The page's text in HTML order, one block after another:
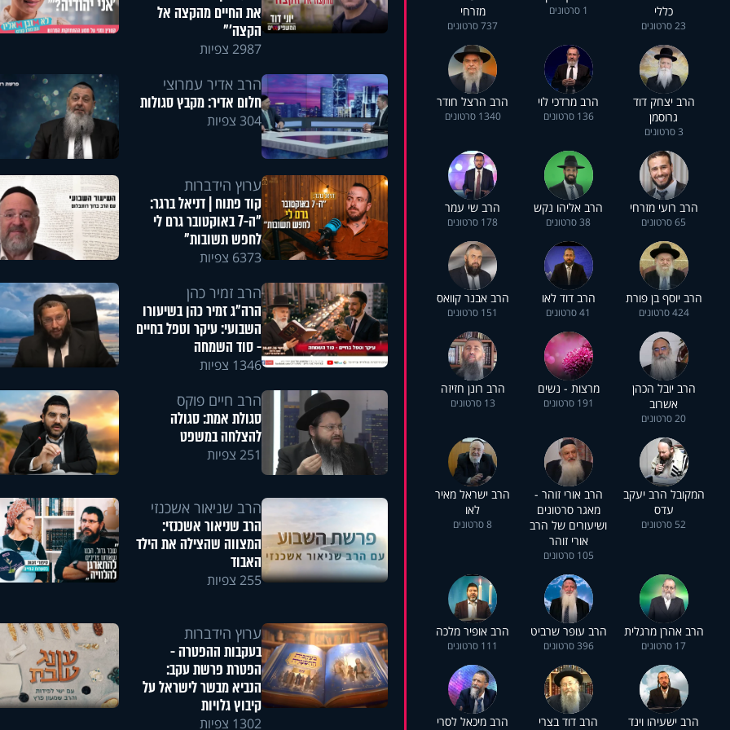
כללי
23 סרטונים
1 סרטונים
מזרחי
737 סרטונים
הרב יצחק דוד
גרוסמן
3 סרטונים
הרב מרדכי לוי
136 סרטונים
הרב הרצל חודר
1340 סרטונים
הרב רועי מזרחי
65 סרטונים
הרב אליהו נקש
38 סרטונים
הרב שי עמר
178 סרטונים
הרב יוסף בן פורת
424 סרטונים
הרב דוד לאו
41 סרטונים
הרב אבנר קוואס
151 סרטונים
הרב יובל הכהן
אשרוב
20 סרטונים
מרצות - נשים
191 סרטונים
הרב רונן חזיזה
13 סרטונים
המקובל הרב יעקב
עדס
52 סרטונים
הרב אורי זוהר -
מאגר סרטונים
ושיעורים של הרב
אורי זוהר
105 סרטונים
הרב ישראל מאיר
לאו
8 סרטונים
הרב אהרן מרגלית
17 סרטונים
הרב עופר שרביט
396 סרטונים
הרב אופיר מלכה
111 סרטונים
הרב ישעיהו וינד הרב דוד בצרי הרב מיכאל לסרי
את החיים מהקצה אל
הקצה'"
2987 צפיות
הרב אדיר עמרוצי
חלום אדיר: מקבץ סגולות
304 צפיות
ערוץ הידברות
קוד פתוח | דניאל ברגר:
"ה-7 באוקטובר גרם לי
לחפש תשובות"
6373 צפיות
הרב זמיר כהן
הרה"ג זמיר כהן בשיעורו
השבועי: עיקר וטפל בחיים
- סוד השמחה
1346 צפיות
הרב חיים פוקס
סגולת אמת: סגולה
להצלחה במשפט
251 צפיות
הרב שניאור אשכנזי
הרב שניאור אשכנזי:
המצווה שהצילה את הילד
האבוד
255 צפיות
ערוץ הידברות
בעקבות ההפטרה -
הפטרת פרשת עקב:
הנביא מבשר לישראל על
קיבוץ גלויות
1302 צפיות